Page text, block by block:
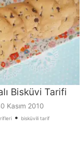
Bisküvi Tarifi
Kasım 2010
• bisküvili tarif